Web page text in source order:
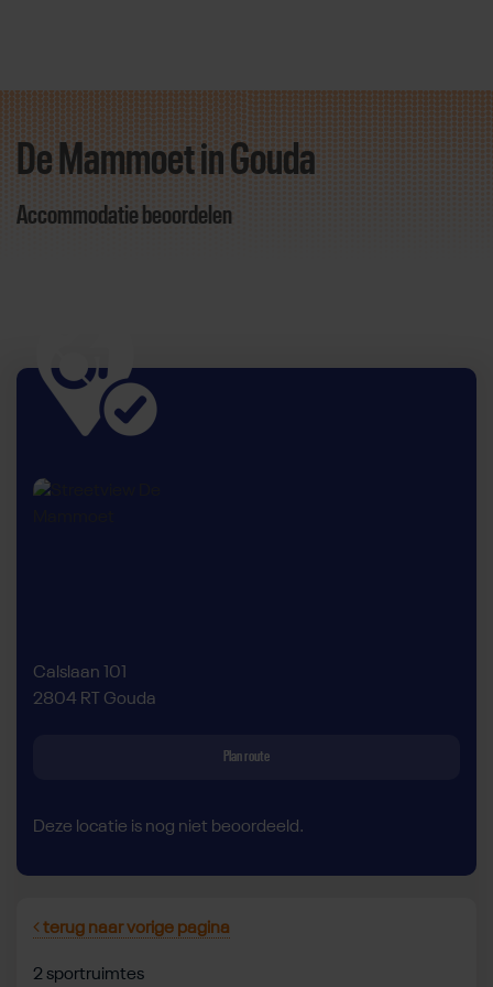
Direct door naar content
De Mammoet in Gouda
Accommodatie beoordelen
Calslaan 101
2804 RT Gouda
Plan route
Deze locatie is nog niet beoordeeld.
terug naar vorige pagina
2 sportruimtes